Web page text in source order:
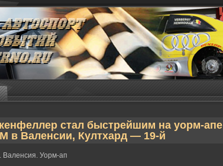
стал быстрейшим на уорм-апе
в Валенсии, Култхард — 19-й
Валенсия. Уорм-ап